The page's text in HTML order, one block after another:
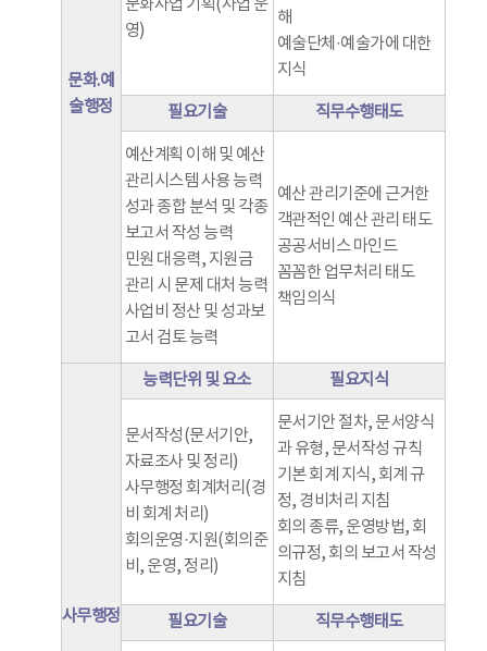
문화.예
술행정
문화사업 기획(사업 운
영)
해
예술단체·예술가에 대한
지식
필요기술 직무수행태도
예산계획 이해 및 예산
관리시스템 사용 능력
성과 종합 분석 및 각종
보고서 작성 능력
민원 대응력, 지원금
관리 시 문제 대처 능력
사업비 정산 및 성과보
고서 검토 능력
예산 관리기준에 근거한
객관적인 예산 관리 태도
공공서비스 마인드
꼼꼼한 업무처리 태도
책임의식
사무행정
능력단위 및 요소 필요지식
문서작성(문서기안,
자료조사 및 정리)
사무행정 회계처리(경
비 회계 처리)
회의운영·지원(회의준
비, 운영, 정리)
문서기안 절차, 문서양식
과 유형, 문서작성 규칙
기본 회계 지식, 회계 규
정, 경비처리 지침
회의 종류, 운영방법, 회
의규정, 회의 보고서 작성
지침
필요기술 직무수행태도